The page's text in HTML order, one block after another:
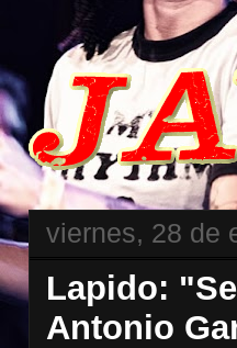
viernes, 28 de
Lapido:
Antonio